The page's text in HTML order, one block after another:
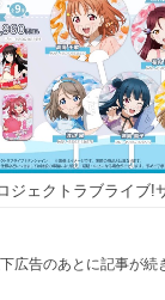
ジェクトラブライブ!
広告のあとに記事が続